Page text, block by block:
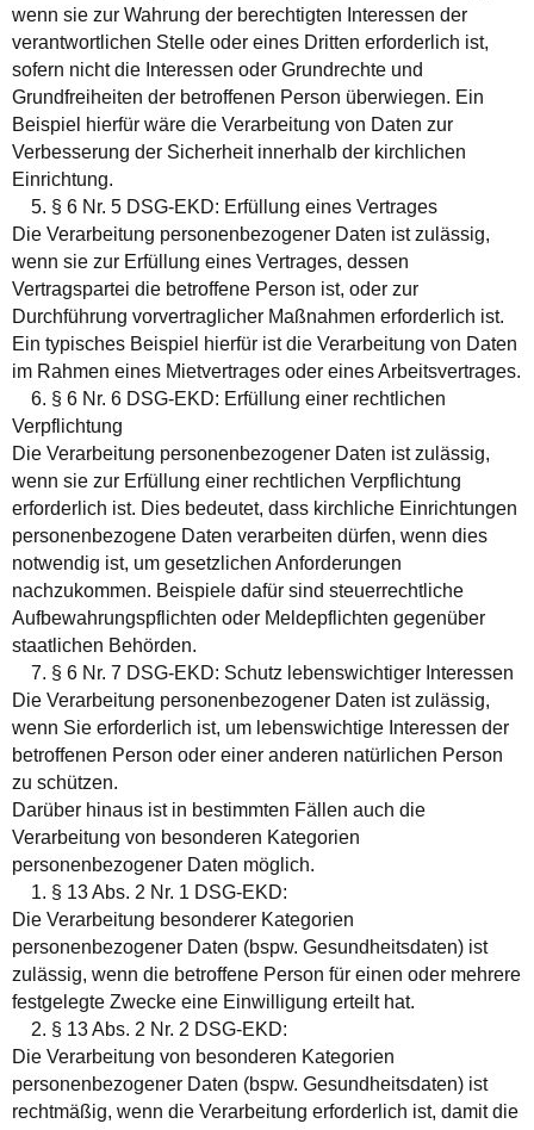
wenn sie zur Wahrung der berechtigten Interessen der
verantwortlichen Stelle oder eines Dritten erforderlich ist,
sofern nicht die Interessen oder Grundrechte und
Grundfreiheiten der betroffenen Person überwiegen. Ein
Beispiel hierfür wäre die Verarbeitung von Daten zur
Verbesserung der Sicherheit innerhalb der kirchlichen
Einrichtung.
5. § 6 Nr. 5 DSG-EKD: Erfüllung eines Vertrages
Die Verarbeitung personenbezogener Daten ist zulässig,
wenn sie zur Erfüllung eines Vertrages, dessen
Vertragspartei die betroffene Person ist, oder zur
Durchführung vorvertraglicher Maßnahmen erforderlich ist.
Ein typisches Beispiel hierfür ist die Verarbeitung von Daten
im Rahmen eines Mietvertrages oder eines Arbeitsvertrages.
6. § 6 Nr. 6 DSG-EKD: Erfüllung einer rechtlichen
Verpflichtung
Die Verarbeitung personenbezogener Daten ist zulässig,
wenn sie zur Erfüllung einer rechtlichen Verpflichtung
erforderlich ist. Dies bedeutet, dass kirchliche Einrichtungen
personenbezogene Daten verarbeiten dürfen, wenn dies
notwendig ist, um gesetzlichen Anforderungen
nachzukommen. Beispiele dafür sind steuerrechtliche
Aufbewahrungspflichten oder Meldepflichten gegenüber
staatlichen Behörden.
7. § 6 Nr. 7 DSG-EKD: Schutz lebenswichtiger Interessen
Die Verarbeitung personenbezogener Daten ist zulässig,
wenn Sie erforderlich ist, um lebenswichtige Interessen der
betroffenen Person oder einer anderen natürlichen Person
zu schützen.
Darüber hinaus ist in bestimmten Fällen auch die
Verarbeitung von besonderen Kategorien
personenbezogener Daten möglich.
1. § 13 Abs. 2 Nr. 1 DSG-EKD:
Die Verarbeitung besonderer Kategorien
personenbezogener Daten (bspw. Gesundheitsdaten) ist
zulässig, wenn die betroffene Person für einen oder mehrere
festgelegte Zwecke eine Einwilligung erteilt hat.
2. § 13 Abs. 2 Nr. 2 DSG-EKD:
Die Verarbeitung von besonderen Kategorien
personenbezogener Daten (bspw. Gesundheitsdaten) ist
rechtmäßig, wenn die Verarbeitung erforderlich ist, damit die